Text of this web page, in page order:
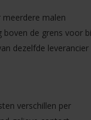
meerdere malen
de grens voor
dezelfde leverancier
verschillen per